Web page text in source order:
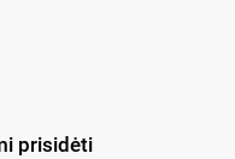
prisidėti